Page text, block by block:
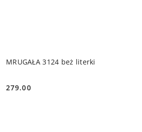
MRUGAŁA 3124 beż literki
Cena:
279.00